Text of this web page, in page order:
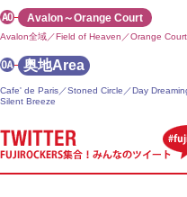
Avalon～Orange Court
Avalon全域／Field of Heaven／Orange Court
奥地Area
Cafe' de Paris／Stoned Circle／Day
Silent Breeze